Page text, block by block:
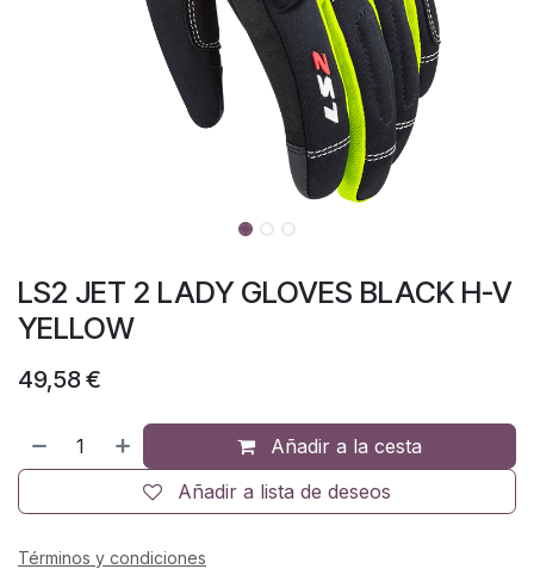
LS2 JET 2 LADY GLOVES BLACK H-V
YELLOW
49,58€
Añadir a la cesta
Añadir a lista de deseos
Términos y condiciones